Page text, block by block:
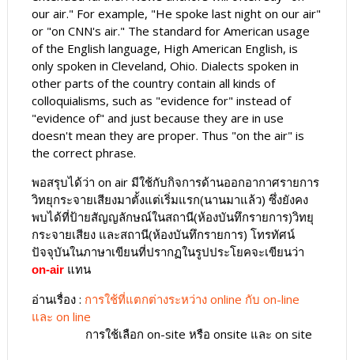
our air." For example, "He spoke last night on our air"
or "on CNN's air." The standard for American usage
of the English language, High American English, is
only spoken in Cleveland, Ohio. Dialects spoken in
other parts of the country contain all kinds of
colloquialisms, such as "evidence for" instead of
"evidence of" and just because they are in use
doesn't mean they are proper. Thus "on the air" is
the correct phrase.
พอสรุบได้ว่า on air มีใช้กับกิจการด้านออกอากาศรายการ
วิทยุกระจายเสียงมาตั้งแต่เริ่มแรก(นานมาแล้ว) ซึ่งยังคง
พบได้ที่ป้ายสัญญลักษณ์ในสถานี(ห้องบันทึกรายการ)วิทยุ
กระจายเสียง และสถานี(ห้องบันทึกรายการ) โทรทัศน์
ปัจจุบันในภาษาเขียนที่ปรากฏในรูปประโยคจะเขียนว่า
on-air แทน
อ่านเรื่อง : การใช้ที่แตกต่างระหว่าง online กับ on-line
และ on line
การใช้เลือก on-site หรือ onsite และ on site